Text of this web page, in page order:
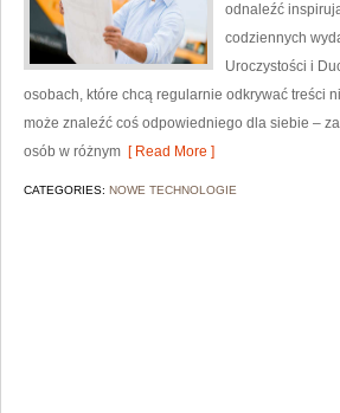
odnaleźć
codziennych
Uroczystości i
osobach, które chcą regularnie odkrywać treści
może znaleźć coś odpowiedniego dla siebie –
osób w różnym [ Read More ]
CATEGORIES: NOWE TECHNOLOGIE